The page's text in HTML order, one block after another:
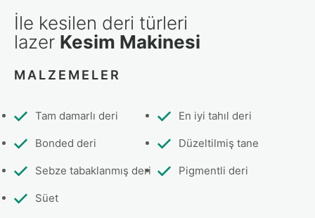
İle kesilen deri türleri
lazer Kesim Makinesi
MALZEMELER
Tam damarlı deri En iyi tahıl deri
Bonded deri Düzeltilmiş tane
Sebze tabaklanmış deri Pigmentli deri
Süet